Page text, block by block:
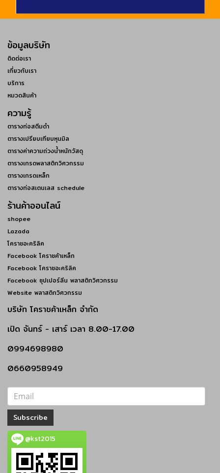
ข้อมูลบริษัท
ติดต่อเรา
เกี่ยวกับเรา
บริการ
หมวดสินค้า
ความรู้
ตารางท่อสตีมดำ
ตารางเปรียบเทียบหุนมิล
ตารางค่าความถ่วงน้ำหนักวัสดุ
ตารางเกรดพลาสติกวิศวกรรม
ตารางเกรดเหล็ก
ตารางท่อสเตนเลส schedule
ร้านค้าออนไลน์
shopee
Lazada
โคราชอะคริลิค
Facebook โคราชค้าเหล็ก
Facebook โคราชอะคริลิค
Facebook ซุปเปอร์ลีน พลาสติกวิศวกรรม
Website พลาสติกวิศวกรรม
บริษัท โคราชค้าเหล็ก จำกัด
เปิด จันทร์ - เสาร์ เวลา 8.00-17.00
0994698980
0660958949
Subscribe
@kst2015